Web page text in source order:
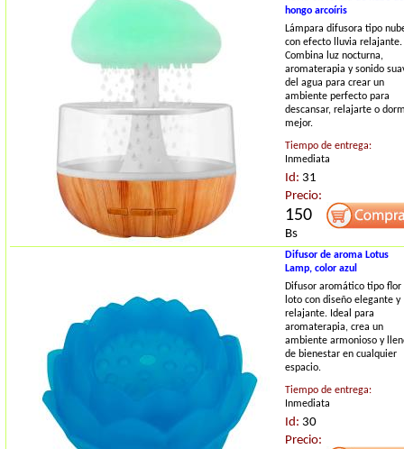
hongo arcoíris
Lámpara difusora tipo
con efecto lluvia relajante.
Combina luz nocturna,
aromaterapia y sonido
del agua para crear un
ambiente perfecto para
descansar, relajarte o
mejor.
Tiempo de entrega:
Inmediata
Id: 31
Precio:
150
Bs
Difusor de aroma Lotus
Lamp, color azul
Difusor aromático tipo flor
loto con diseño elegante y
relajante. Ideal para
aromaterapia, crea un
ambiente armonioso y
de bienestar en cualquier
espacio.
Tiempo de entrega:
Inmediata
Id: 30
Precio: